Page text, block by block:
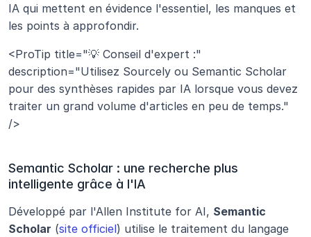
IA qui mettent en évidence l'essentiel, les manques et
les points à approfondir.
<ProTip title="💡 Conseil d'expert :"
description="Utilisez Sourcely ou Semantic Scholar
pour des synthèses rapides par IA lorsque vous devez
traiter un grand volume d'articles en peu de temps."
/>
Semantic Scholar : une recherche plus
intelligente grâce à l'IA
Développé par l'Allen Institute for AI, Semantic
Scholar (site officiel) utilise le traitement du langage